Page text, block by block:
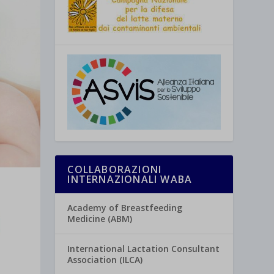
COLLABORAZIONI
INTERNAZIONALI WABA
Academy of Breastfeeding
Medicine (ABM)
International Lactation Consultant
Association (ILCA)